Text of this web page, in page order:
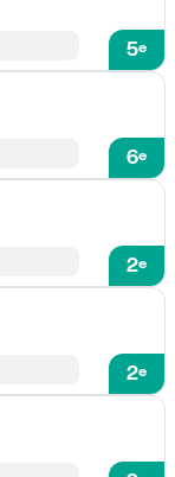
5e
6e
2e
2e